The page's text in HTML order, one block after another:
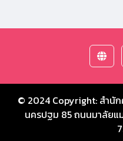
© 2024 Copyright: สำนั
นครปฐม 85 ถนนมาลัยแ